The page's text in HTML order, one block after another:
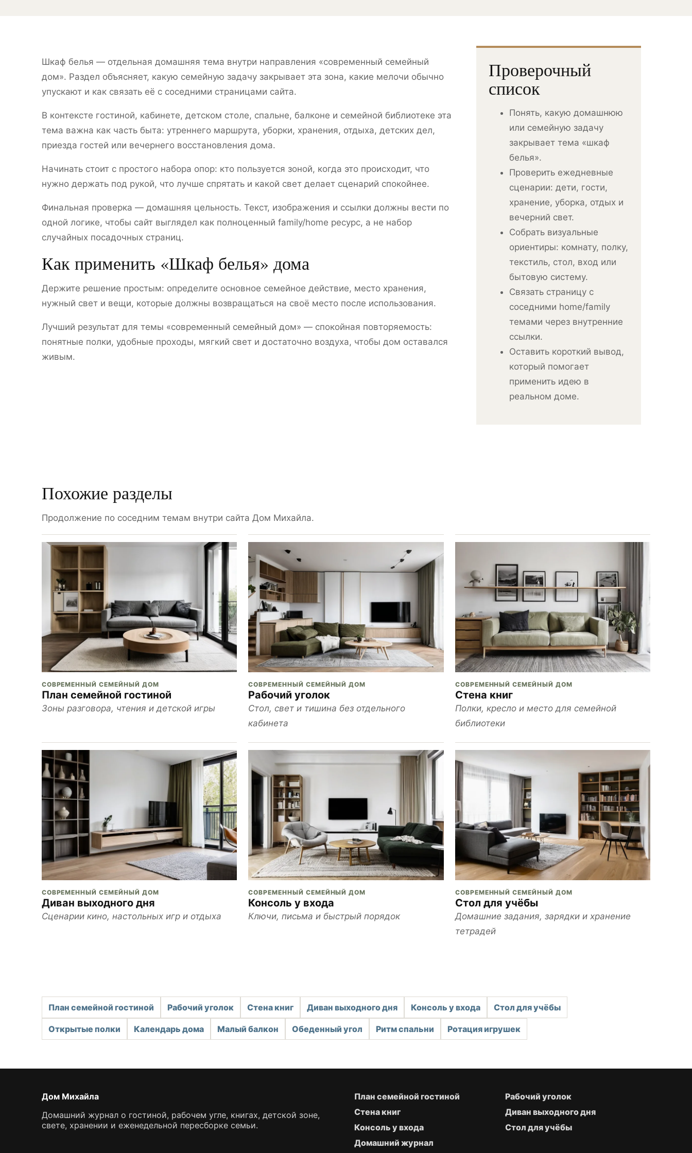
Шкаф белья — отдельная домашняя тема внутри направления «современный семейный
дом». Раздел объясняет, какую семейную задачу закрывает эта зона, какие мелочи обычно
упускают и как связать её с соседними страницами сайта.
В контексте гостиной, кабинете, детском столе, спальне, балконе и семейной библиотеке эта
тема важна как часть быта: утреннего маршрута, уборки, хранения, отдыха, детских дел,
приезда гостей или вечернего восстановления дома.
Начинать стоит с простого набора опор: кто пользуется зоной, когда это происходит, что
нужно держать под рукой, что лучше спрятать и какой свет делает сценарий спокойнее.
Финальная проверка — домашняя цельность. Текст, изображения и ссылки должны вести по
одной логике, чтобы сайт выглядел как полноценный family/home ресурс, а не набор
случайных посадочных страниц.
Как применить «Шкаф белья» дома
Держите решение простым: определите основное семейное действие, место хранения,
нужный свет и вещи, которые должны возвращаться на своё место после использования.
Лучший результат для темы «современный семейный дом» — спокойная повторяемость:
понятные полки, удобные проходы, мягкий свет и достаточно воздуха, чтобы дом оставался
живым.
Проверочный
список
Понять, какую домашнюю
или семейную задачу
закрывает тема «шкаф
белья».
Проверить ежедневные
сценарии: дети, гости,
хранение, уборка, отдых и
вечерний свет.
Собрать визуальные
ориентиры: комнату, полку,
текстиль, стол, вход или
бытовую систему.
Связать страницу с
соседними home/family
темами через внутренние
ссылки.
Оставить короткий вывод,
который помогает
применить идею в
реальном доме.
Похожие разделы
Продолжение по соседним темам внутри сайта Дом Михайла.
СОВРЕМЕННЫЙ СЕМЕЙНЫЙ ДОМ
План семейной гостиной
Зоны разговора, чтения и детской игры
СОВРЕМЕННЫЙ СЕМЕЙНЫЙ ДОМ
Рабочий уголок
Стол, свет и тишина без отдельного
кабинета
СОВРЕМЕННЫЙ СЕМЕЙНЫЙ ДОМ
Стена книг
Полки, кресло и место для семейной
библиотеки
СОВРЕМЕННЫЙ СЕМЕЙНЫЙ ДОМ
Диван выходного дня
Сценарии кино, настольных игр и отдыха
СОВРЕМЕННЫЙ СЕМЕЙНЫЙ ДОМ
Консоль у входа
Ключи, письма и быстрый порядок
СОВРЕМЕННЫЙ СЕМЕЙНЫЙ ДОМ
Стол для учёбы
Домашние задания, зарядки и хранение
тетрадей
План семейной гостиной Рабочий уголок Стена книг Диван выходного дня Консоль у входа Стол для учёбы
Открытые полки Календарь дома Малый балкон Обеденный угол Ритм спальни Ротация игрушек
Дом Михайла
Домашний журнал о гостиной, рабочем угле, книгах, детской зоне,
свете, хранении и еженедельной пересборке семьи.
План семейной гостиной
Рабочий уголок
Стена книг
Диван выходного дня
Консоль у входа
Стол для учёбы
Домашний журнал